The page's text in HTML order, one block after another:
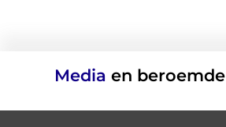
Media en